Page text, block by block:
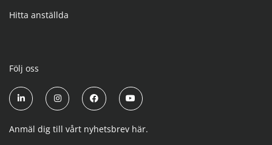
Hitta anställda
Följ oss
Anmäl dig till vårt nyhetsbrev här.